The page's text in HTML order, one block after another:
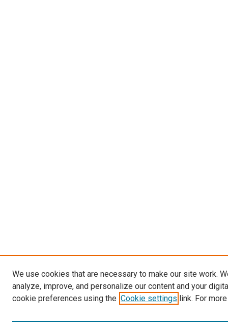
We use cookies that are necessary to make our site work.
analyze, improve, and personalize our content and your
cookie preferences using the Cookie settings link. For